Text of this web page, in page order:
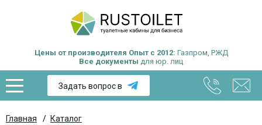
Цены от производителя Опыт с 2012: Газпром, РЖД
Все документы для юр. лиц
Задать вопрос в
Главная / Каталог